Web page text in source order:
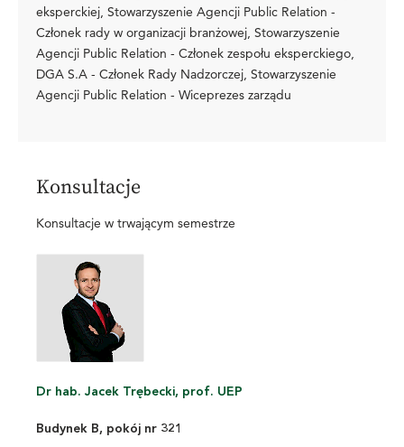
eksperckiej, Stowarzyszenie Agencji Public Relation -
Członek rady w organizacji branżowej, Stowarzyszenie
Agencji Public Relation - Członek zespołu eksperckiego,
DGA S.A - Członek Rady Nadzorczej, Stowarzyszenie
Agencji Public Relation - Wiceprezes zarządu
Konsultacje
Konsultacje w trwającym semestrze
Dr hab. Jacek Trębecki, prof. UEP
Budynek B, pokój nr 321